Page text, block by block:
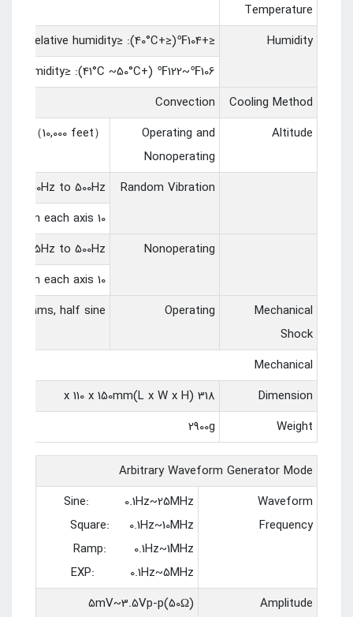
Temperature
Humidity
≤+104℉(≤+40°C): ≤90% relative humidity
106℉~122℉ (+41°C ~50°C): ≤60% relative humidity
Cooling Method
Convection
Altitude
Operating and
Nonoperating
（10,000 feet）
Random Vibration
50Hz to 500Hz,
10 minutes on each axis
Nonoperating
from 5Hz to 500Hz
10 minutes on each axis
Mechanical
Shock
Operating
50g, 11ms, half sine
Mechanical
Dimension
318 x 110 x 150mm(L x W x H)
Weight
2900g
Arbitrary Waveform Generator Mode
Waveform
Frequency
Sine: 0.1Hz~25MHz
Square: 0.1Hz~10MHz
Ramp: 0.1Hz~1MHz
EXP: 0.1Hz~5MHz
Amplitude
5mV~3.5Vp-p(50Ω)